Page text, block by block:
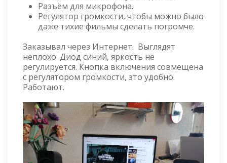
Разъём для микрофона.
Регулятор громкости, чтобы можно было
даже тихие фильмы сделать погромче.
Заказывал через Интернет. Выглядят
неплохо. Диод синий, яркость не
регулируется. Кнопка включения совмещена
с регулятором громкости, это удобно.
Работают.